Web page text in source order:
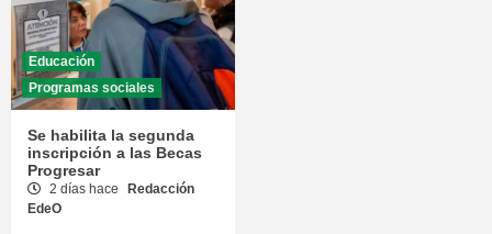
Educación
Programas sociales
Se habilita la segunda
inscripción a las Becas
Progresar
2 días hace
Redacción
EdeO